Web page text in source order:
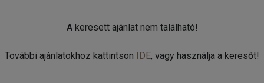
A keresett ajánlat nem található!
További ajánlatokhoz kattintson IDE, vagy használja a keresőt!